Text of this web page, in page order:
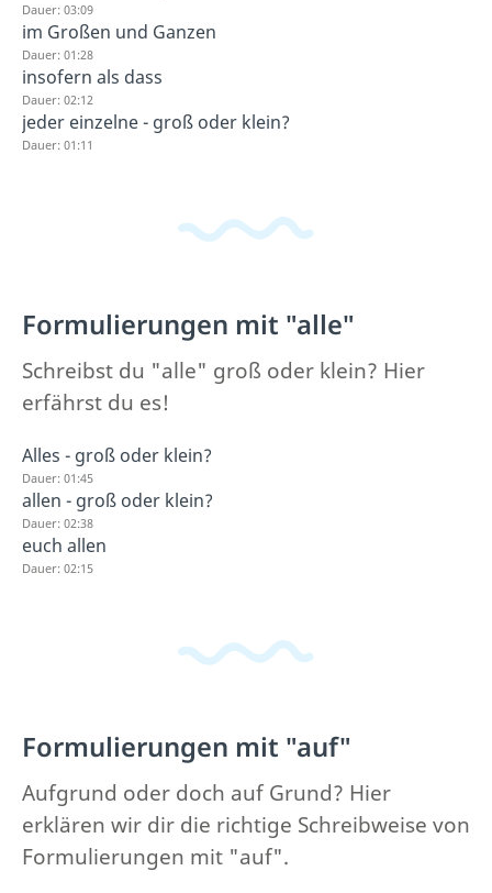
Dauer: 03:09
im Großen und Ganzen
Dauer: 01:28
insofern als dass
Dauer: 02:12
jeder einzelne - groß oder klein?
Dauer: 01:11
Formulierungen mit "alle"
Schreibst du "alle" groß oder klein? Hier
erfährst du es!
Alles - groß oder klein?
Dauer: 01:45
allen - groß oder klein?
Dauer: 02:38
euch allen
Dauer: 02:15
Formulierungen mit "auf"
Aufgrund oder doch auf Grund? Hier
erklären wir dir die richtige Schreibweise von
Formulierungen mit "auf".